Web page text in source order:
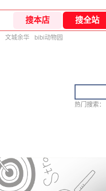
文城余华 bibi动物园
热门搜索：